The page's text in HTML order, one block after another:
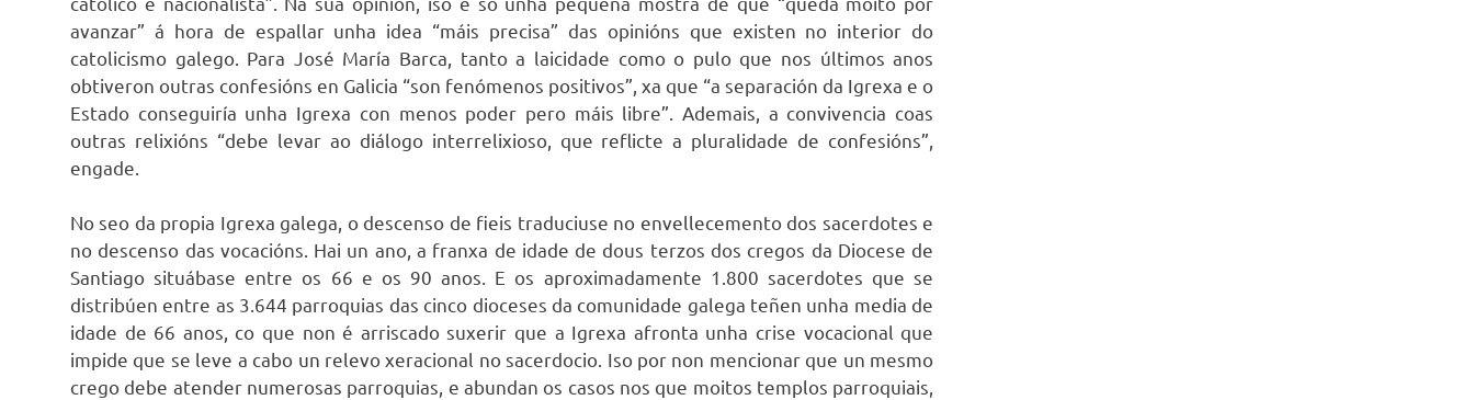
avanzar” á hora de espallar unha idea “máis precisa” das opinións que existen no interior do
catolicismo galego. Para José María Barca, tanto a laicidade como o pulo que nos últimos anos
obtiveron outras confesións en Galicia “son fenómenos positivos”, xa que “a separación da Igrexa e o
Estado conseguiría unha Igrexa con menos poder pero máis libre”. Ademais, a convivencia coas
outras relixións “debe levar ao diálogo interrelixioso, que reflicte a pluralidade de confesións”,
engade.
No seo da propia Igrexa galega, o descenso de fieis traduciuse no envellecemento dos sacerdotes e
no descenso das vocacións. Hai un ano, a franxa de idade de dous terzos dos cregos da Diocese de
Santiago situábase entre os 66 e os 90 anos. E os aproximadamente 1.800 sacerdotes que se
distribúen entre as 3.644 parroquias das cinco dioceses da comunidade galega teñen unha media de
idade de 66 anos, co que non é arriscado suxerir que a Igrexa afronta unha crise vocacional que
impide que se leve a cabo un relevo xeracional no sacerdocio. Iso por non mencionar que un mesmo
crego debe atender numerosas parroquias, e abundan os casos nos que moitos templos parroquiais,